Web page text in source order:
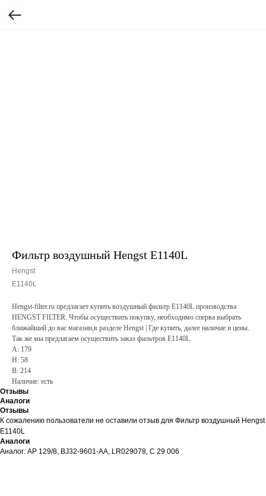
Фильтр воздушный Hengst E1140L
Hengst
E1140L
Hengst-filter.ru предлагает купить воздушный фильтр E1140L производства
HENGST FILTER. Чтобы осуществить покупку, необходимо сперва выбрать
ближайший до вас магазин,в разделе Hengst | Где купить, далее наличие и цены.
Так же мы предлагаем осуществить заказ фильтров E1140L.
A: 179
H: 58
B: 214
Наличие: есть
Отзывы
Аналоги
Отзывы
К сожалению пользователи не оставили отзыв для Фильтр воздушный Hengst
E1140L
Аналоги
Аналог: AP 129/8, BJ32-9601-AA, LR029078, C 29 006